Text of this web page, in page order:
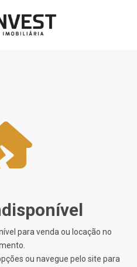
para venda ou locação no
ou navegue pelo site para